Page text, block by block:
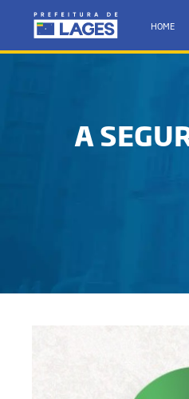
HOME
A